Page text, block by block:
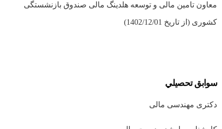
معاون تامین مالی و توسعه هلدینگ مالی صندوق بازنشستگی
کشوری (از تاریخ 1402/12/01)
سوابق تحصيلي
دکتری مهندسی مالی